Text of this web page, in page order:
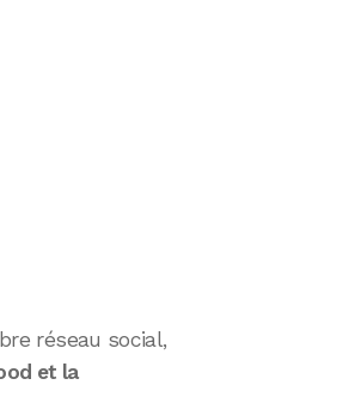
réseau social,
et la